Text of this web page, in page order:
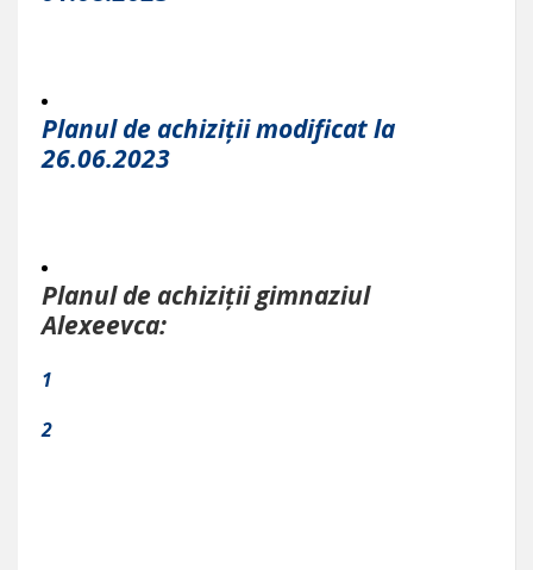
Planul de achiziții modificat la
26.06.2023
Planul de achiziții gimnaziul
Alexeevca:
1
2